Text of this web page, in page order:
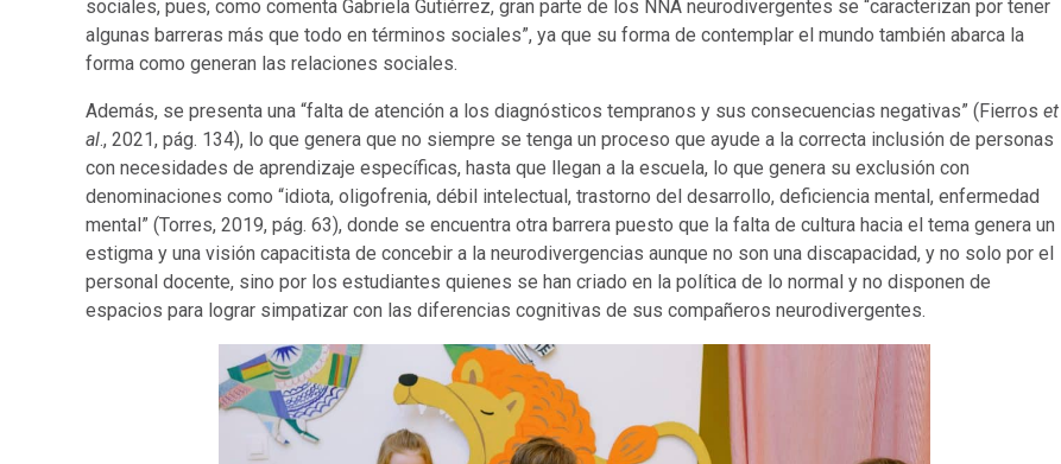
sociales, pues, como comenta Gabriela Gutiérrez, gran parte de los NNA neurodivergentes se “caracterizan por tener
algunas barreras más que todo en términos sociales”, ya que su forma de contemplar el mundo también abarca la
forma como generan las relaciones sociales.
Además, se presenta una “falta de atención a los diagnósticos tempranos y sus consecuencias negativas” (Fierros et
al., 2021, pág. 134), lo que genera que no siempre se tenga un proceso que ayude a la correcta inclusión de personas
con necesidades de aprendizaje específicas, hasta que llegan a la escuela, lo que genera su exclusión con
denominaciones como “idiota, oligofrenia, débil intelectual, trastorno del desarrollo, deficiencia mental, enfermedad
mental” (Torres, 2019, pág. 63), donde se encuentra otra barrera puesto que la falta de cultura hacia el tema genera un
estigma y una visión capacitista de concebir a la neurodivergencias aunque no son una discapacidad, y no solo por el
personal docente, sino por los estudiantes quienes se han criado en la política de lo normal y no disponen de
espacios para lograr simpatizar con las diferencias cognitivas de sus compañeros neurodivergentes.